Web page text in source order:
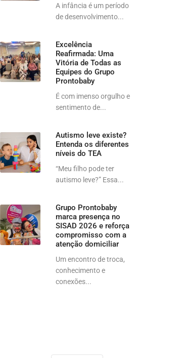
A infância é um período
de desenvolvimento...
Excelência
Reafirmada: Uma
Vitória de Todas as
Equipes do Grupo
Prontobaby
É com imenso orgulho e
sentimento de...
Autismo leve existe?
Entenda os diferentes
níveis do TEA
“Meu filho pode ter
autismo leve?” Essa...
Grupo Prontobaby
marca presença no
SISAD 2026 e reforça
compromisso com a
atenção domiciliar
Um encontro de troca,
conhecimento e
conexões...